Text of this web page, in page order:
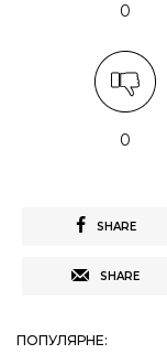
0
0
SHARE
SHARE
ПОПУЛЯРНЕ: